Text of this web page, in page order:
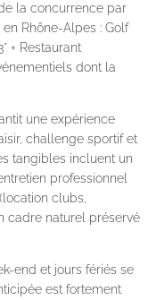
la concurrence par
Rhône-Alpes : Golf
+ Restaurant
dont la
une expérience
challenge sportif et
tangibles incluent un
professionnel
clubs,
cadre naturel préservé
end et jours fériés se
est fortement